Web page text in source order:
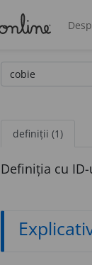
definiții (1)
Definiția cu